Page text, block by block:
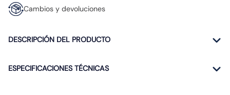
Cambios y devoluciones
DESCRIPCIÓN DEL PRODUCTO
ESPECIFICACIONES TÉCNICAS